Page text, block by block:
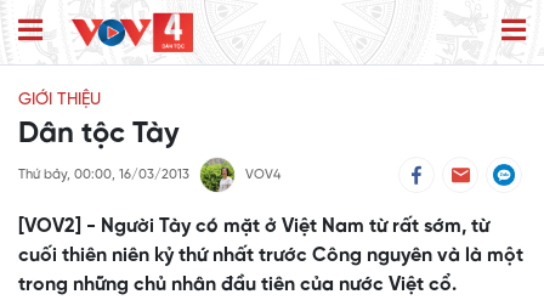
GIỚI THIỆU
Dân tộc Tày
Thứ bảy, 00:00, 16/03/2013 VOV4
[VOV2] - Người Tày có mặt ở Việt Nam từ rất sớm, từ
cuối thiên niên kỷ thứ nhất trước Công nguyên và là một
trong những chủ nhân đầu tiên của nước Việt cổ.